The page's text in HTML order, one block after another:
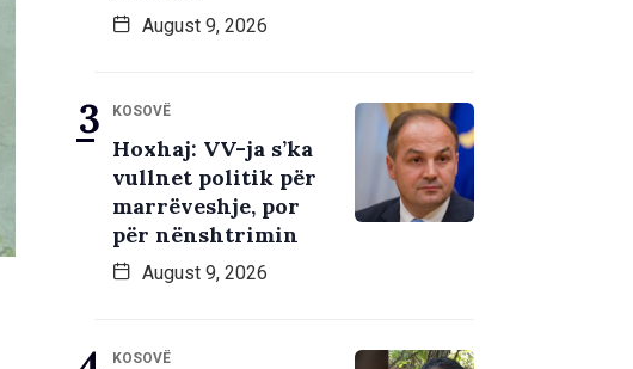
August 9, 2026
KOSOVË
Hoxhaj: VV-ja s’ka
vullnet politik për
marrëveshje, por
për nënshtrimin
August 9, 2026
KOSOVË